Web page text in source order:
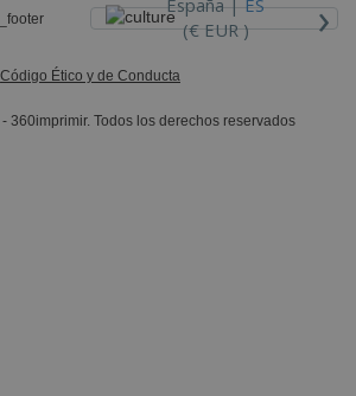
España |ES
(€ EUR )
›
Código Ético y de Conducta
360imprimir. Todos los derechos reservados